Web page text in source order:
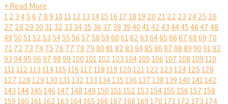
+ Read More
12 3456 78910111213141516171819 20 2122 23 2425 26
27 28 29 30 3132 33 3435 36 37 38 39404142434445464748
495051525354555657585960616263646566676869 70
7172 73 7475 76 77 78 7980818283848586878889909192
93949596979899100101102103104105106107108109110
111112113114115116117118119120121122123124125126
127128129130131132133134135136137138139140141142
143144145146147148149150151152153154155156157158
159160161162163164165166167168169170171172173174